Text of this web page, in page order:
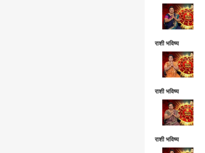
राशी भविष्य
राशी भविष्य
राशी भविष्य